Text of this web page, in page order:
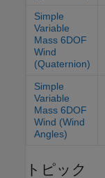
Simple
Variable
Mass 6DOF
Wind
(Quaternion)
Simple
Variable
Mass 6DOF
Wind (Wind
Angles)
トピック